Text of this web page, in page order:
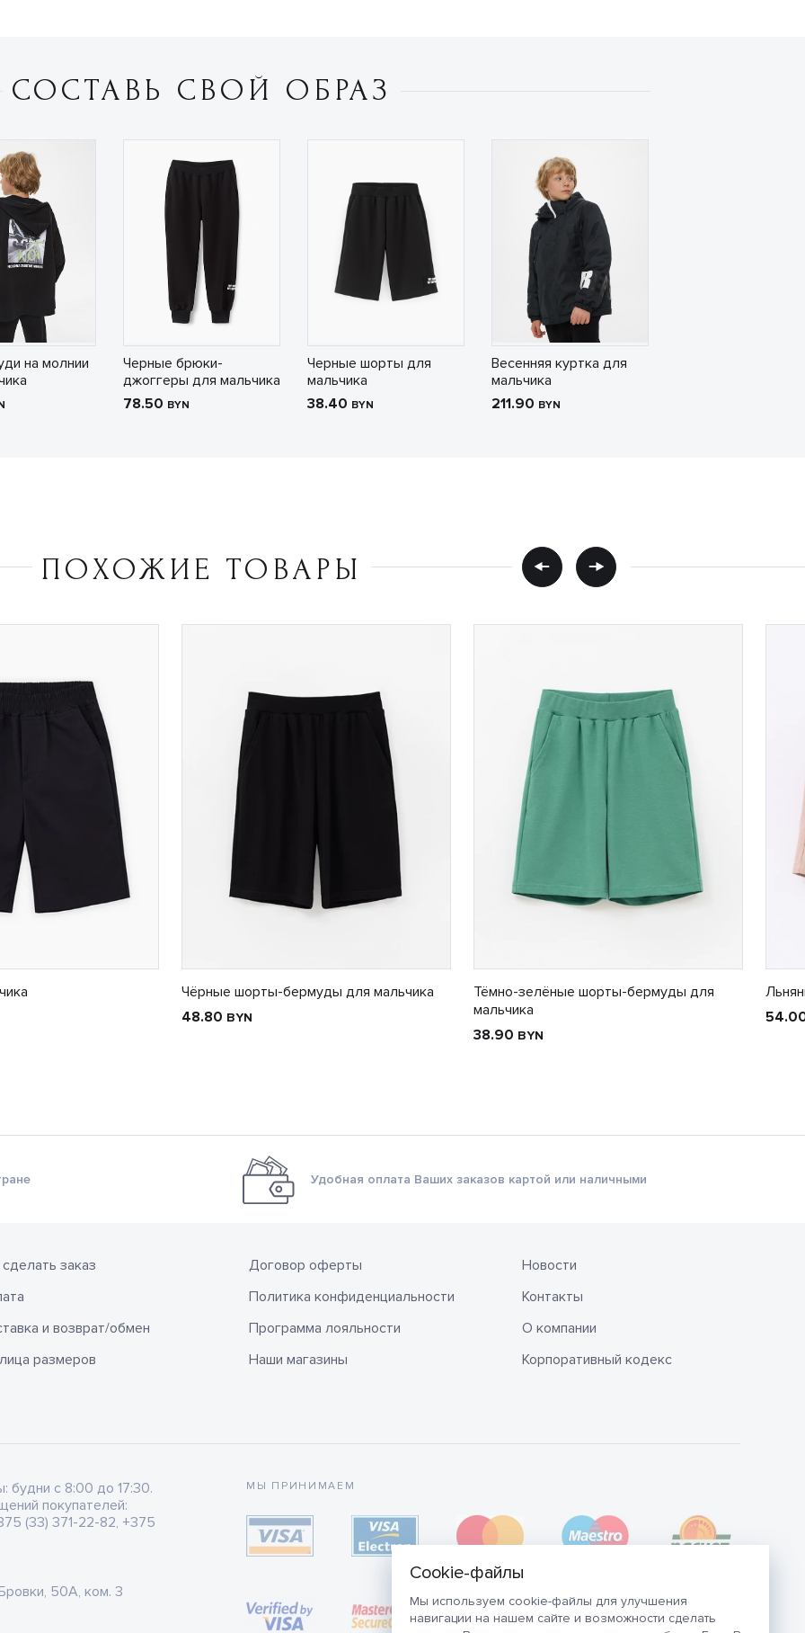
Мы используем cookie-файлы для улучшения
навигации на нашем сайте и возможности сделать
СОСТАВЬ СВОЙ ОБРАЗ
на молнии
Черные брюки-
джоггеры для мальчика
78.50 BYN
Черные шорты для
мальчика
38.40 BYN
Весенняя куртка для
мальчика
211.90 BYN
ПОХОЖИЕ ТОВАРЫ
Чёрные шорты-бермуды для мальчика
48.80 BYN
Тёмно-зелёные шорты-бермуды для
мальчика
38.90 BYN
Удобная оплата Ваших заказов картой или наличными
заказ
и возврат/обмен
размеров
Договор оферты
Политика конфиденциальности
Программа лояльности
Наши магазины
Новости
Контакты
О компании
Корпоративный кодекс
с 8:00 до 17:30.
покупателей:
(33) 371-22-82, +375
50А, ком. 3
МЫ ПРИНИМАЕМ